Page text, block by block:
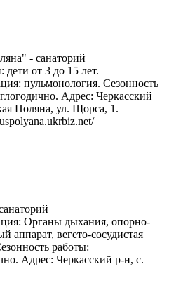
- санаторий
дети от 3 до 15 лет.
пульмонология. Сезонность
Адрес: Черкасский
Поляна, ул. Щорса, 1.
Органы дыхания, опорно-
аппарат, вегето-сосудистая
работы:
Адрес: Черкасский р-н, с.